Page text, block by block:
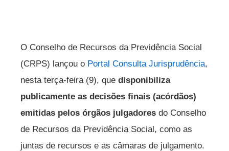
O Conselho de Recursos da Previdência Social
(CRPS) lançou o Portal Consulta Jurisprudência,
nesta terça-feira (9), que disponibiliza
publicamente as decisões finais (acórdãos)
emitidas pelos órgãos julgadores do Conselho
de Recursos da Previdência Social, como as
juntas de recursos e as câmaras de julgamento.